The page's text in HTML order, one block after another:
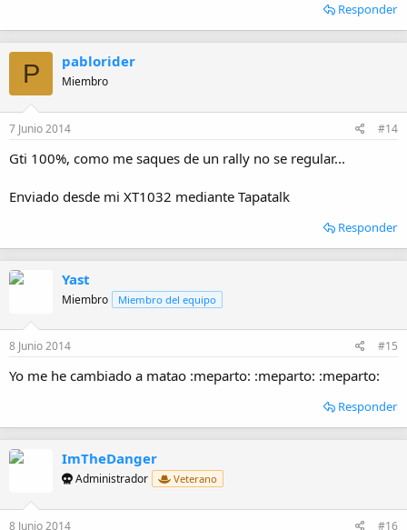
Responder
P pablorider
Miembro
7 Junio 2014 #14
Gti 100%, como me saques de un rally no se regular...
Enviado desde mi XT1032 mediante Tapatalk
Responder
Yast
Miembro Miembro del equipo
8 Junio 2014 #15
Yo me he cambiado a matao :meparto: :meparto: :meparto:
Responder
ImTheDanger
Administrador Veterano
8 Junio 2014 #16